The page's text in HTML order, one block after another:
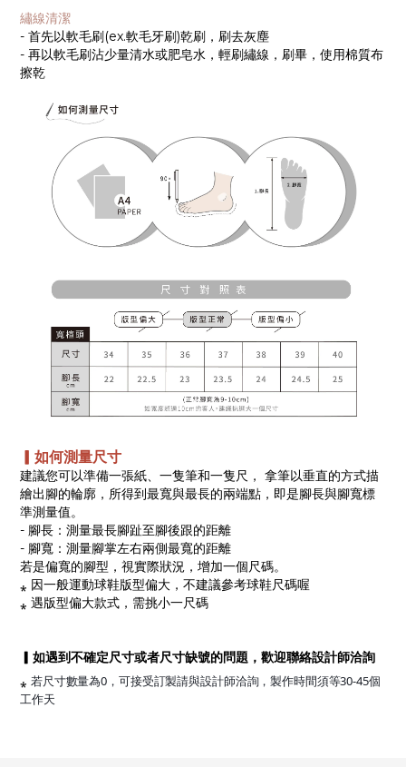
繡線清潔
- 首先以軟毛刷(ex.軟毛牙刷)乾刷，刷去灰塵
- 再以軟毛刷沾少量清水或肥皂水，輕刷繡線，刷畢，使用棉質布
擦乾
▎如何測量尺寸
建議您可以準備一張紙、一隻筆和一隻尺， 拿筆以垂直的方式描
繪出腳的輪廓，所得到最寬與最長的兩端點，即是腳長與腳寬標
準測量值。
- 腳長：測量最長腳趾至腳後跟的距離
- 腳寬：測量腳掌左右兩側最寬的距離
若是偏寬的腳型，視實際狀況，增加一個尺碼。
⁎ 因一般運動球鞋版型偏大，不建議參考球鞋尺碼喔
⁎ 遇版型偏大款式，需挑小一尺碼
▎如遇到不確定尺寸或者尺寸缺號的問題，歡迎聯絡設計師洽詢
⁎ 若尺寸數量為0，可接受訂製請與設計師洽詢，製作時間須等30-45個
工作天